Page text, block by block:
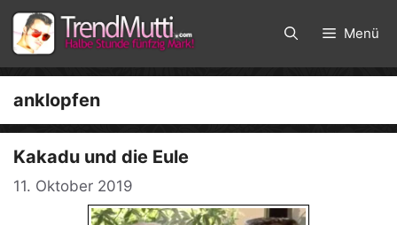
Zum
Inhalt
springen
Menü
anklopfen
Kakadu und die Eule
11. Oktober 2019